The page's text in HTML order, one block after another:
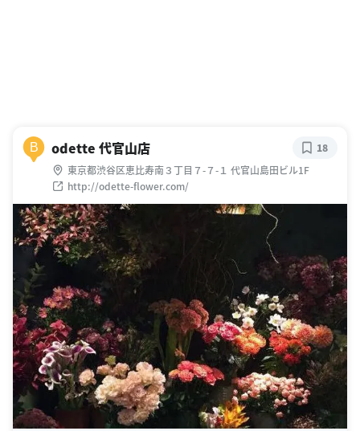
B odette 代官山店
東京都渋谷区恵比寿南３丁目７-７-１ 代官山島田ビル1F
http://odette-flower.com/
18